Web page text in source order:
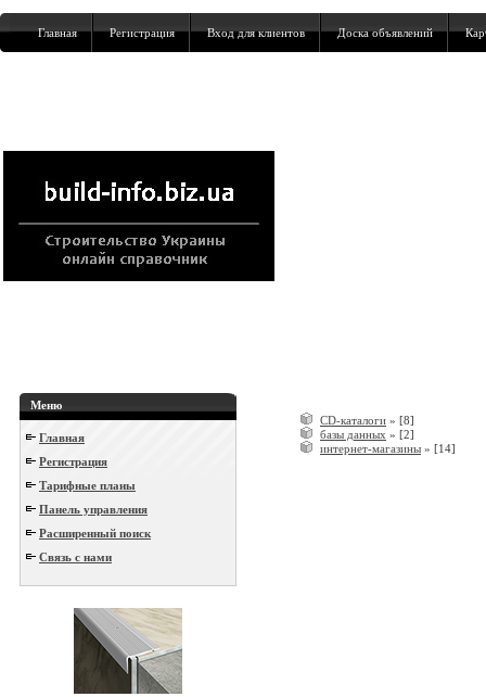
Главная Регистрация Вход для клиентов Доска объявлений
Меню
Главная
Регистрация
Тарифные планы
Панель управления
Расширенный поиск
Связь с нами
CD-каталоги » [8]
базы данных » [2]
интернет-магазины » [14]